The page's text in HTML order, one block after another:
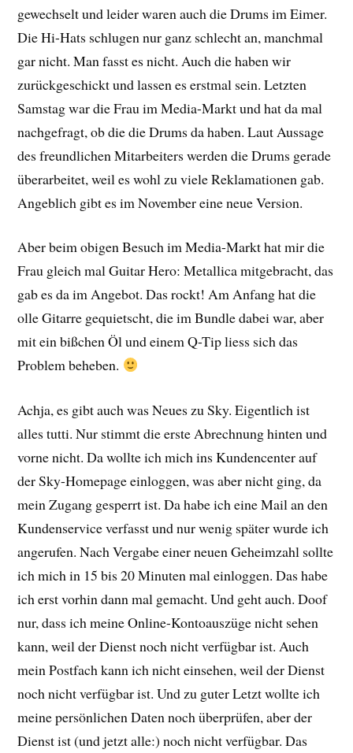
gewechselt und leider waren auch die Drums im Eimer.
Die Hi-Hats schlugen nur ganz schlecht an, manchmal
gar nicht. Man fasst es nicht. Auch die haben wir
zurückgeschickt und lassen es erstmal sein. Letzten
Samstag war die Frau im Media-Markt und hat da mal
nachgefragt, ob die die Drums da haben. Laut Aussage
des freundlichen Mitarbeiters werden die Drums gerade
überarbeitet, weil es wohl zu viele Reklamationen gab.
Angeblich gibt es im November eine neue Version.
Aber beim obigen Besuch im Media-Markt hat mir die
Frau gleich mal Guitar Hero: Metallica mitgebracht, das
gab es da im Angebot. Das rockt! Am Anfang hat die
olle Gitarre gequietscht, die im Bundle dabei war, aber
mit ein bißchen Öl und einem Q-Tip liess sich das
Problem beheben.
Achja, es gibt auch was Neues zu Sky. Eigentlich ist
alles tutti. Nur stimmt die erste Abrechnung hinten und
vorne nicht. Da wollte ich mich ins Kundencenter auf
der Sky-Homepage einloggen, was aber nicht ging, da
mein Zugang gesperrt ist. Da habe ich eine Mail an den
Kundenservice verfasst und nur wenig später wurde ich
angerufen. Nach Vergabe einer neuen Geheimzahl sollte
ich mich in 15 bis 20 Minuten mal einloggen. Das habe
ich erst vorhin dann mal gemacht. Und geht auch. Doof
nur, dass ich meine Online-Kontoauszüge nicht sehen
kann, weil der Dienst noch nicht verfügbar ist. Auch
mein Postfach kann ich nicht einsehen, weil der Dienst
noch nicht verfügbar ist. Und zu guter Letzt wollte ich
meine persönlichen Daten noch überprüfen, aber der
Dienst ist (und jetzt alle:) noch nicht verfügbar. Das